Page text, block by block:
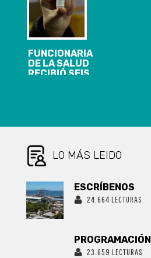
FUNCIONARIA
DE LA SALUD
RECIBIÓ SEIS
LO MÁS LEIDO
ESCRÍBENOS
24.664 LECTURAS
PROGRAMACIÓN
23.659 LECTURAS